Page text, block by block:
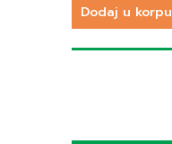
Dodaj u korpu